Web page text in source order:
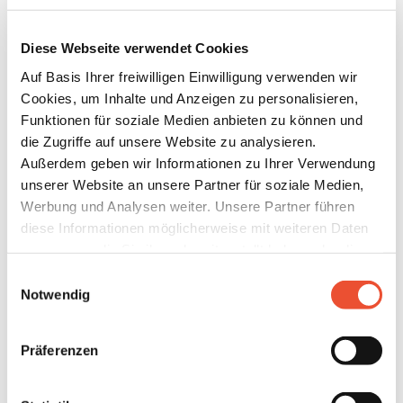
Diese Webseite verwendet Cookies
Auf Basis Ihrer freiwilligen Einwilligung verwenden wir
Cookies, um Inhalte und Anzeigen zu personalisieren,
Funktionen für soziale Medien anbieten zu können und
die Zugriffe auf unsere Website zu analysieren.
Außerdem geben wir Informationen zu Ihrer Verwendung
unserer Website an unsere Partner für soziale Medien,
Werbung und Analysen weiter. Unsere Partner führen
diese Informationen möglicherweise mit weiteren Daten
haben. Details finden Sie unter
UnsereDatenschutzbestimmungen s.
Notwendig
Präferenzen
neoom international gmbh
Free City
Galgenau 51
4240 Freistadt
Österreich
neoom
Subsidiary Vienna
Wiedner Gürtel 9, 11 & 13